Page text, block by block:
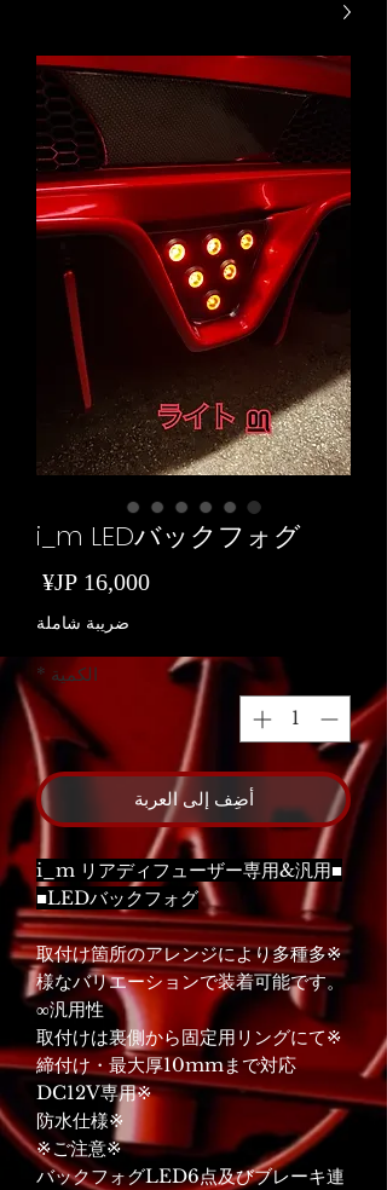
i_m LEDバックフォグ
ضريبة شاملة
الكمية *
أضِف إلى العربة
■i_m リアディフューザー専用&汎用
LEDバックフォグ■
※取付け箇所のアレンジにより多種多
様なバリエーションで装着可能です。
汎用性∞
※取付けは裏側から固定用リングにて
締付け・最大厚10mmまで対応
※DC12V専用
※防水仕様
※ご注意※
バックフォグLED6点及びブレーキ連